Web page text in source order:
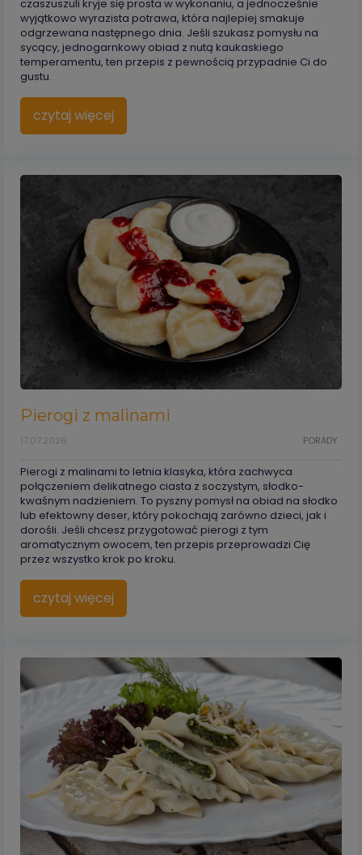
czaszuszuli kryje się prosta w wykonaniu, a jednocześnie
wyjątkowo wyrazista potrawa, która najlepiej smakuje
odgrzewana następnego dnia. Jeśli szukasz pomysłu na
sycący, jednogarnkowy obiad z nutą kaukaskiego
temperamentu, ten przepis z pewnością przypadnie Ci do
gustu.
czytaj więcej
Pierogi z malinami
PORADY
17.07.2026
Pierogi z malinami to letnia klasyka, która zachwyca
połączeniem delikatnego ciasta z soczystym, słodko-
kwaśnym nadzieniem. To pyszny pomysł na obiad na słodko
lub efektowny deser, który pokochają zarówno dzieci, jak i
dorośli. Jeśli chcesz przygotować pierogi z tym
aromatycznym owocem, ten przepis przeprowadzi Cię
przez wszystko krok po kroku.
czytaj więcej